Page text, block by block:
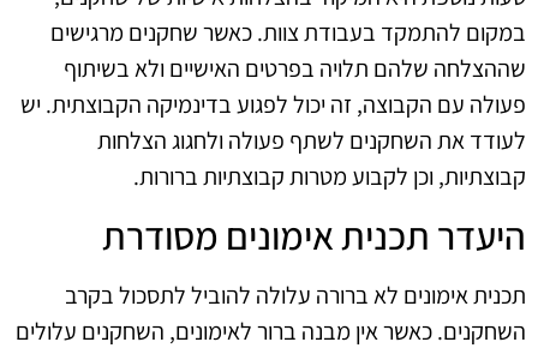
במקום להתמקד בעבודת צוות. כאשר שחקנים מרגישים
שההצלחה שלהם תלויה בפרטים האישיים ולא בשיתוף
פעולה עם הקבוצה, זה יכול לפגוע בדינמיקה הקבוצתית. יש
לעודד את השחקנים לשתף פעולה ולחגוג הצלחות
קבוצתיות, וכן לקבוע מטרות קבוצתיות ברורות.
היעדר תכנית אימונים מסודרת
תכנית אימונים לא ברורה עלולה להוביל לתסכול בקרב
השחקנים. כאשר אין מבנה ברור לאימונים, השחקנים עלולים